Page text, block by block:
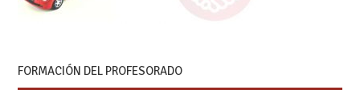
FORMACIÓN DEL PROFESORADO